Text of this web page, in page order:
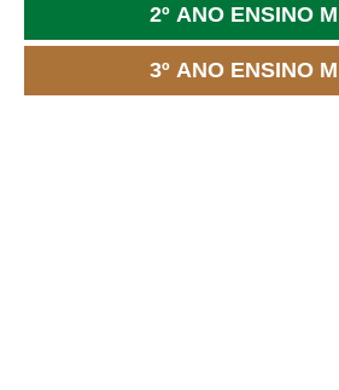
2º ANO ENSINO
3º ANO ENSINO